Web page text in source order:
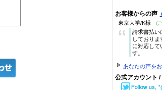
お客様からの声
東京大学/K様 (
“
請求書払い
しており
に対応して
す。
あなたの声を
公式アカウント /